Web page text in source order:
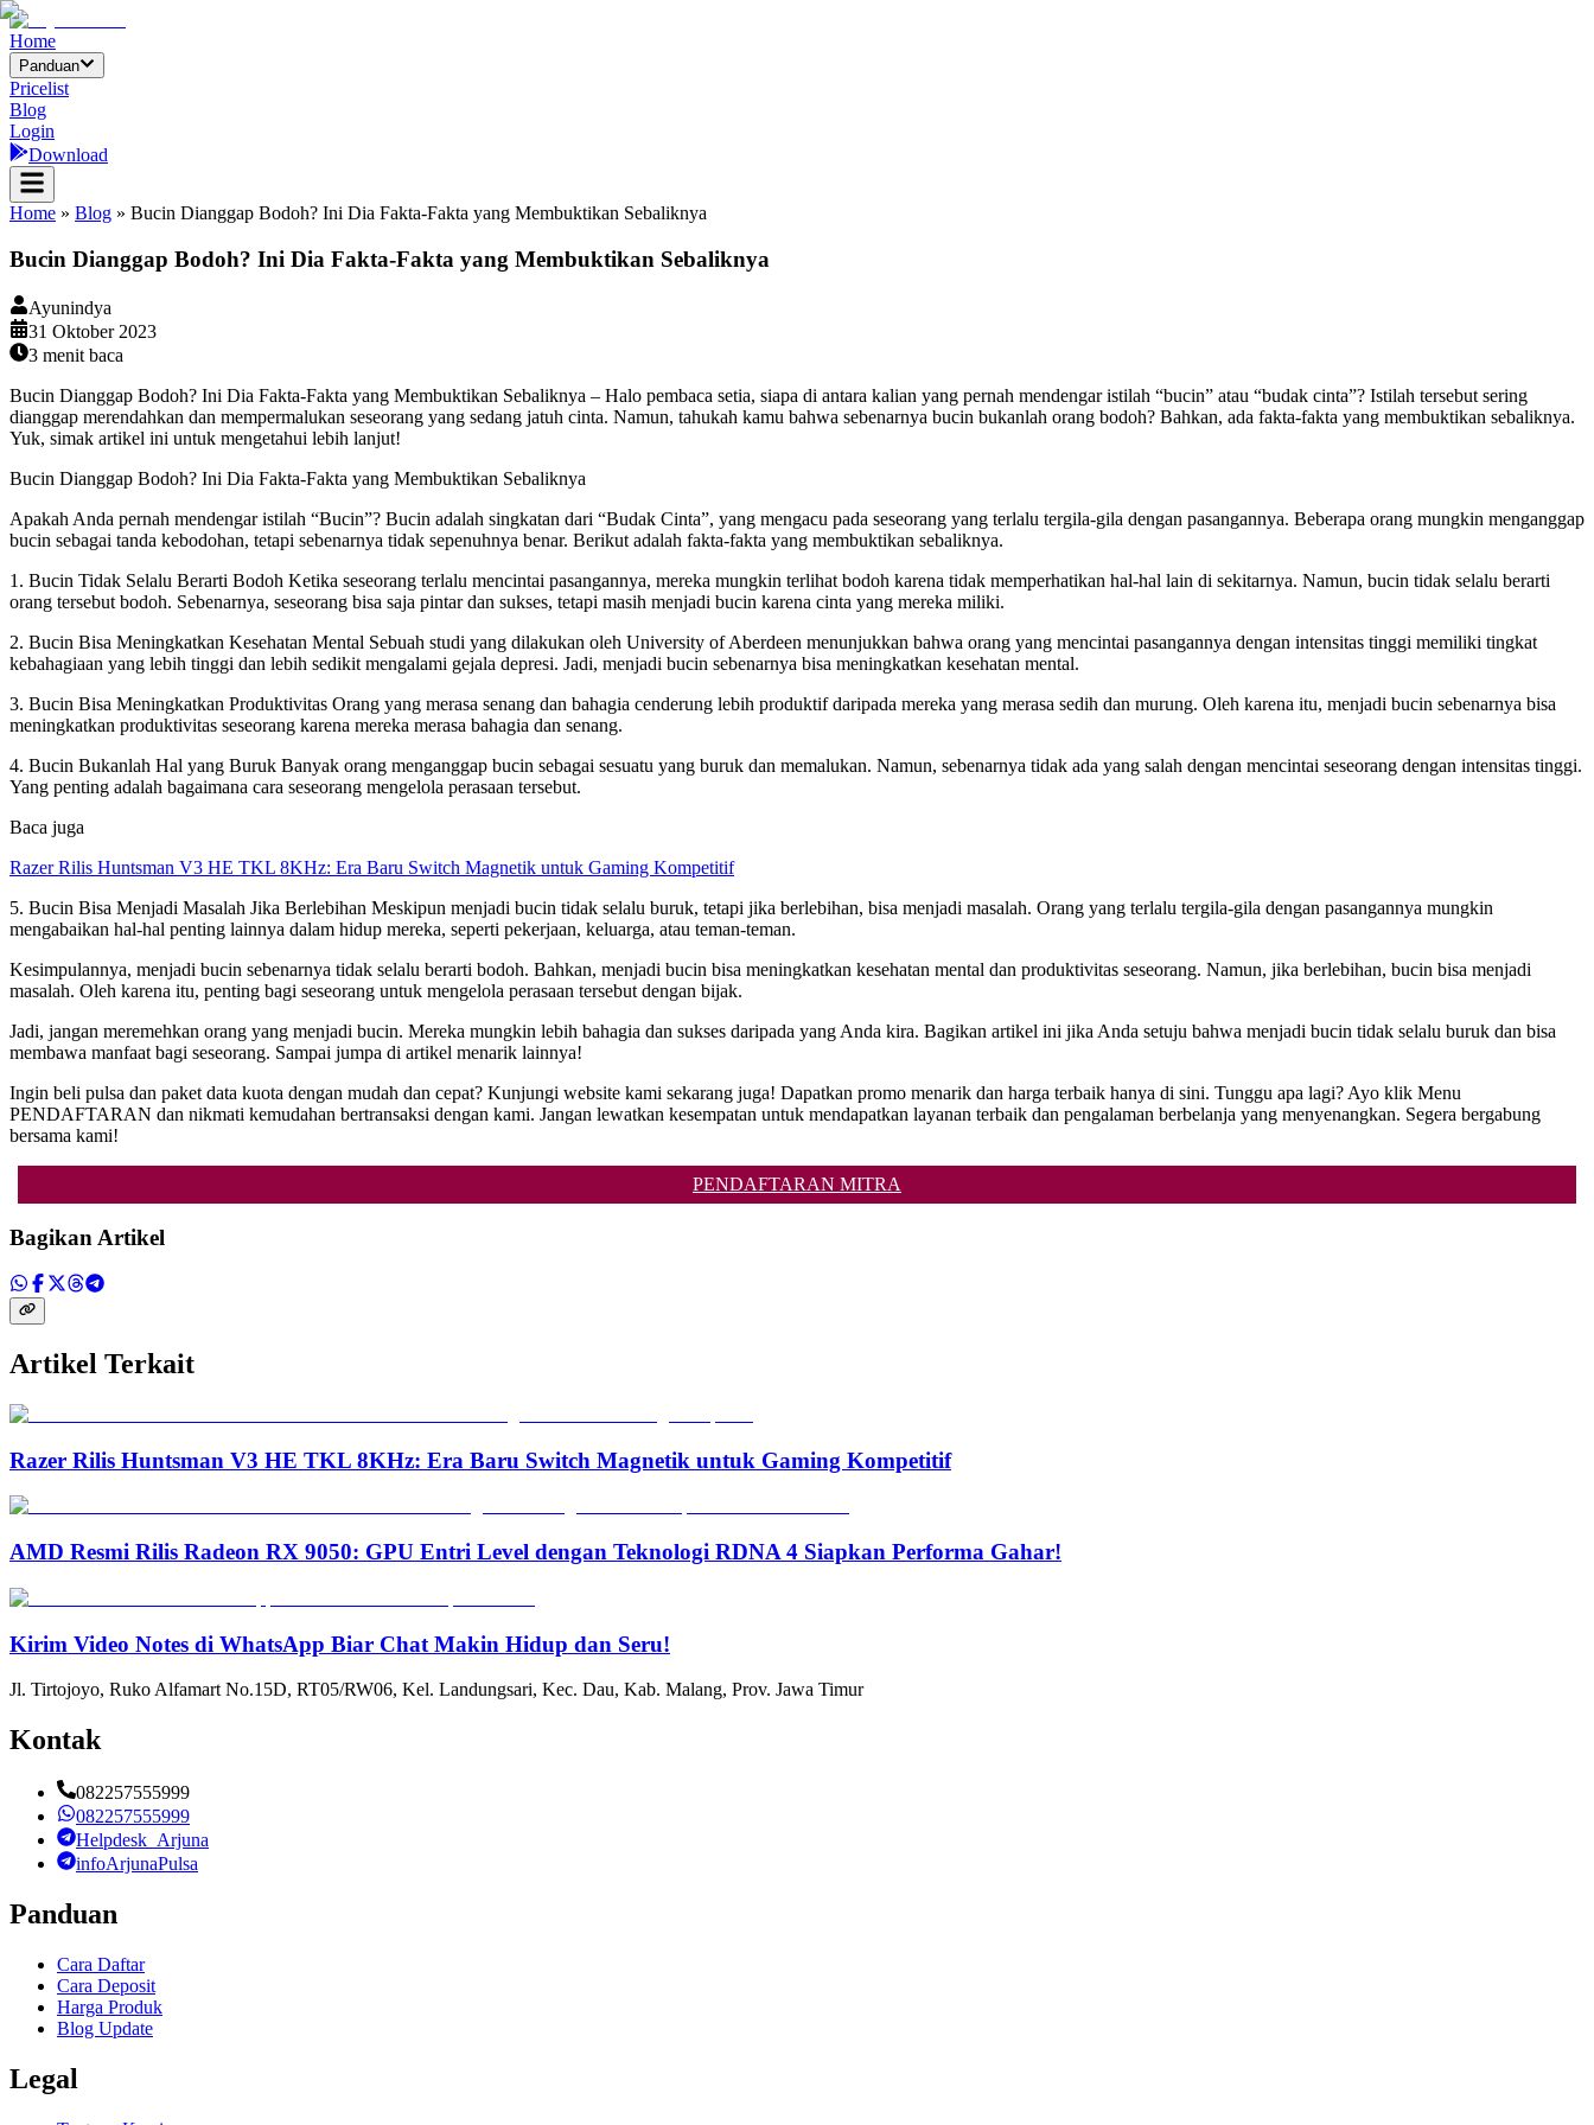
Home
Panduan
Pricelist
Blog
Login
Download
Home » Blog » Bucin Dianggap Bodoh? Ini Dia Fakta-Fakta yang Membuktikan Sebaliknya
Bucin Dianggap Bodoh? Ini Dia Fakta-Fakta yang Membuktikan Sebaliknya
Ayunindya
31 Oktober 2023
3 menit baca
Bucin Dianggap Bodoh? Ini Dia Fakta-Fakta yang Membuktikan Sebaliknya – Halo pembaca setia, siapa di antara kalian yang pernah mendengar istilah “bucin” atau “budak cinta”? Istilah tersebut sering
dianggap merendahkan dan mempermalukan seseorang yang sedang jatuh cinta. Namun, tahukah kamu bahwa sebenarnya bucin bukanlah orang bodoh? Bahkan, ada fakta-fakta yang membuktikan sebaliknya.
Yuk, simak artikel ini untuk mengetahui lebih lanjut!
Bucin Dianggap Bodoh? Ini Dia Fakta-Fakta yang Membuktikan Sebaliknya
Apakah Anda pernah mendengar istilah “Bucin”? Bucin adalah singkatan dari “Budak Cinta”, yang mengacu pada seseorang yang terlalu tergila-gila dengan pasangannya. Beberapa orang mungkin menganggap
bucin sebagai tanda kebodohan, tetapi sebenarnya tidak sepenuhnya benar. Berikut adalah fakta-fakta yang membuktikan sebaliknya.
1. Bucin Tidak Selalu Berarti Bodoh Ketika seseorang terlalu mencintai pasangannya, mereka mungkin terlihat bodoh karena tidak memperhatikan hal-hal lain di sekitarnya. Namun, bucin tidak selalu berarti
orang tersebut bodoh. Sebenarnya, seseorang bisa saja pintar dan sukses, tetapi masih menjadi bucin karena cinta yang mereka miliki.
2. Bucin Bisa Meningkatkan Kesehatan Mental Sebuah studi yang dilakukan oleh University of Aberdeen menunjukkan bahwa orang yang mencintai pasangannya dengan intensitas tinggi memiliki tingkat
kebahagiaan yang lebih tinggi dan lebih sedikit mengalami gejala depresi. Jadi, menjadi bucin sebenarnya bisa meningkatkan kesehatan mental.
3. Bucin Bisa Meningkatkan Produktivitas Orang yang merasa senang dan bahagia cenderung lebih produktif daripada mereka yang merasa sedih dan murung. Oleh karena itu, menjadi bucin sebenarnya bisa
meningkatkan produktivitas seseorang karena mereka merasa bahagia dan senang.
4. Bucin Bukanlah Hal yang Buruk Banyak orang menganggap bucin sebagai sesuatu yang buruk dan memalukan. Namun, sebenarnya tidak ada yang salah dengan mencintai seseorang dengan intensitas tinggi.
Yang penting adalah bagaimana cara seseorang mengelola perasaan tersebut.
Baca juga
Razer Rilis Huntsman V3 HE TKL 8KHz: Era Baru Switch Magnetik untuk Gaming Kompetitif
5. Bucin Bisa Menjadi Masalah Jika Berlebihan Meskipun menjadi bucin tidak selalu buruk, tetapi jika berlebihan, bisa menjadi masalah. Orang yang terlalu tergila-gila dengan pasangannya mungkin
mengabaikan hal-hal penting lainnya dalam hidup mereka, seperti pekerjaan, keluarga, atau teman-teman.
Kesimpulannya, menjadi bucin sebenarnya tidak selalu berarti bodoh. Bahkan, menjadi bucin bisa meningkatkan kesehatan mental dan produktivitas seseorang. Namun, jika berlebihan, bucin bisa menjadi
masalah. Oleh karena itu, penting bagi seseorang untuk mengelola perasaan tersebut dengan bijak.
Jadi, jangan meremehkan orang yang menjadi bucin. Mereka mungkin lebih bahagia dan sukses daripada yang Anda kira. Bagikan artikel ini jika Anda setuju bahwa menjadi bucin tidak selalu buruk dan bisa
membawa manfaat bagi seseorang. Sampai jumpa di artikel menarik lainnya!
Ingin beli pulsa dan paket data kuota dengan mudah dan cepat? Kunjungi website kami sekarang juga! Dapatkan promo menarik dan harga terbaik hanya di sini. Tunggu apa lagi? Ayo klik Menu
PENDAFTARAN dan nikmati kemudahan bertransaksi dengan kami. Jangan lewatkan kesempatan untuk mendapatkan layanan terbaik dan pengalaman berbelanja yang menyenangkan. Segera bergabung
bersama kami!
PENDAFTARAN MITRA
Bagikan Artikel
Artikel Terkait
Razer Rilis Huntsman V3 HE TKL 8KHz: Era Baru Switch Magnetik untuk Gaming Kompetitif
AMD Resmi Rilis Radeon RX 9050: GPU Entri Level dengan Teknologi RDNA 4 Siapkan Performa Gahar!
Kirim Video Notes di WhatsApp Biar Chat Makin Hidup dan Seru!
Jl. Tirtojoyo, Ruko Alfamart No.15D, RT05/RW06, Kel. Landungsari, Kec. Dau, Kab. Malang, Prov. Jawa Timur
Kontak
082257555999
082257555999
Helpdesk_Arjuna
infoArjunaPulsa
Panduan
Cara Daftar
Cara Deposit
Harga Produk
Blog Update
Legal